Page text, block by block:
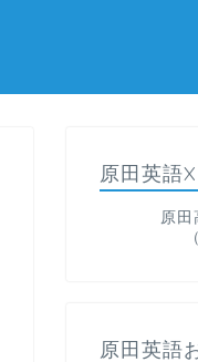
原田英語
原田
原田英語